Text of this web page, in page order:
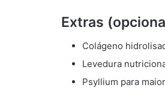
Extras
Colágeno
Levedura
Psyllium para